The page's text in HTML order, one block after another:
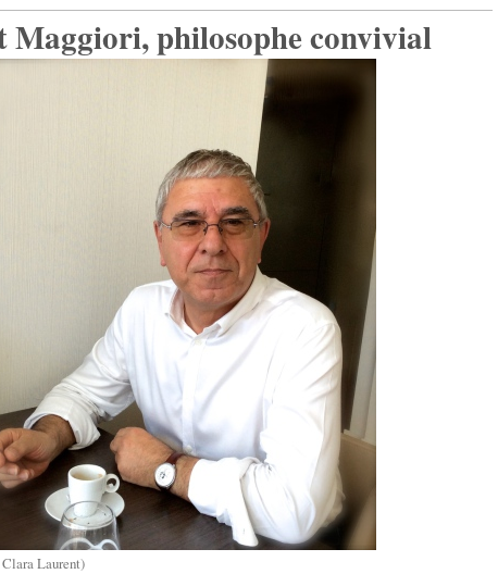
Maggiori, philosophe convivial
Laurent)